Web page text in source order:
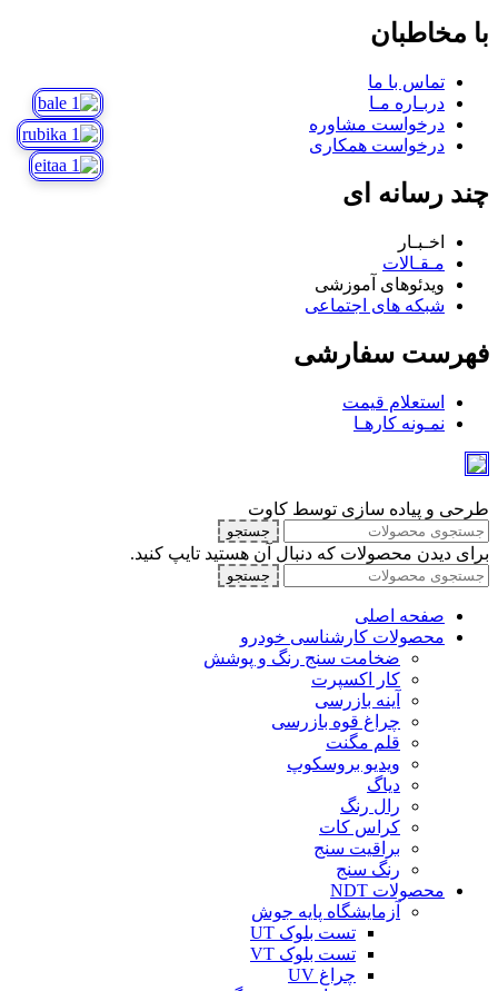
با مخاطبان
تماس با ما
دربـاره مـا
درخواست مشاوره
درخواست همکاری
چند رسانه ای
اخـبـار
مـقـالات
ویدئوهای آموزشی
شبکه های اجتماعی
فهرست سفارشی
استعلام قیمت
نمـونه کارهـا
طرحی و پیاده سازی توسط کاوت
جستجو
برای دیدن محصولات که دنبال آن هستید تایپ کنید.
جستجو
صفحه اصلی
محصولات کارشناسی خودرو
ضخامت سنج رنگ و پوشش
کار اکسپرت
آینه بازرسی
چراغ قوه بازرسی
قلم مگنت
ویدیو بروسکوپ
دیاگ
رال رنگ
کراس کات
براقیت سنج
رنگ سنج
محصولات NDT
آزمایشگاه پایه جوش
تست بلوک UT
تست بلوک VT
چراغ UV